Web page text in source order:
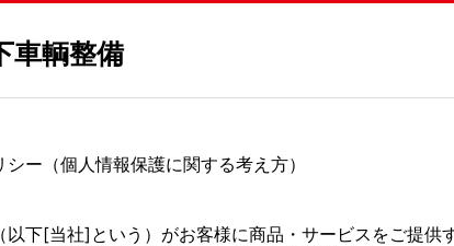
車輌整備
ー（個人情報保護に関する考え方）
以下[当社]という）がお客様に商品・サービスをご提